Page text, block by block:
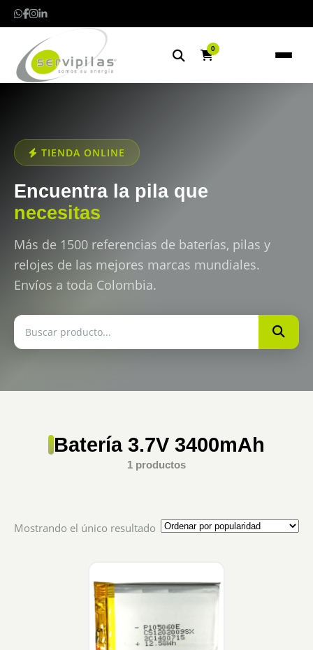
0
TIENDA ONLINE
Encuentra la pila que
necesitas
Más de 1500 referencias de baterías, pilas y
relojes de las mejores marcas mundiales.
Envíos a toda Colombia.
Batería 3.7V 3400mAh
1 productos
Mostrando el único resultado